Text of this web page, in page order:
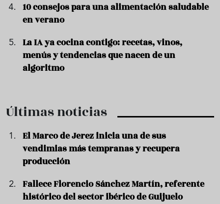
10 consejos para una alimentación saludable
en verano
La IA ya cocina contigo: recetas, vinos,
menús y tendencias que nacen de un
algoritmo
Últimas noticias
El Marco de Jerez inicia una de sus
vendimias más tempranas y recupera
producción
Fallece Florencio Sánchez Martín, referente
histórico del sector ibérico de Guijuelo